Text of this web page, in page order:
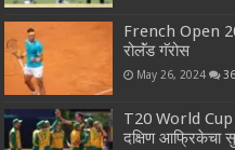
French Open
रोलॅंड गॅरोस
May 26, 2024
T20 World
दक्षिण आफ्रिकेचा